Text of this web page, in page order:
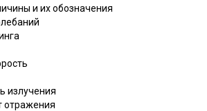
и их обозначения
излучения
отражения